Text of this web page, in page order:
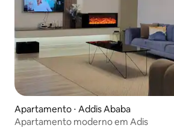
Apartamento ⋅ Addis Ababa
Apartamento moderno em Adis